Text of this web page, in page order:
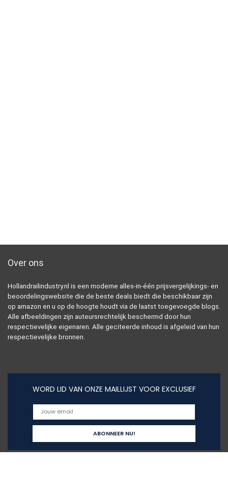
Over ons
Hollandrailindustry.nl is een moderne alles-in-één prijsvergelijkings- en
beoordelingswebsite die de beste deals biedt die beschikbaar zijn
op amazon en u op de hoogte houdt via de laatst toegevoegde blogs.
Alle afbeeldingen zijn auteursrechtelijk beschermd door hun
respectievelijke eigenaren. Alle geciteerde inhoud is afgeleid van hun
respectievelijke bronnen.
WORD LID VAN ONZE MAILLIJST VOOR EXCLUSIEF